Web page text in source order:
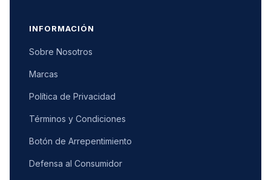
INFORMACIÓN
Sobre Nosotros
Marcas
Política de Privacidad
Términos y Condiciones
Botón de Arrepentimiento
Defensa al Consumidor